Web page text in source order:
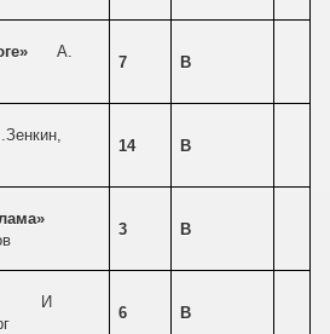
А.
7 В
14 В
3 В
И
6 В